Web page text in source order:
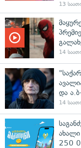
13
14
და
14
ახალი
250